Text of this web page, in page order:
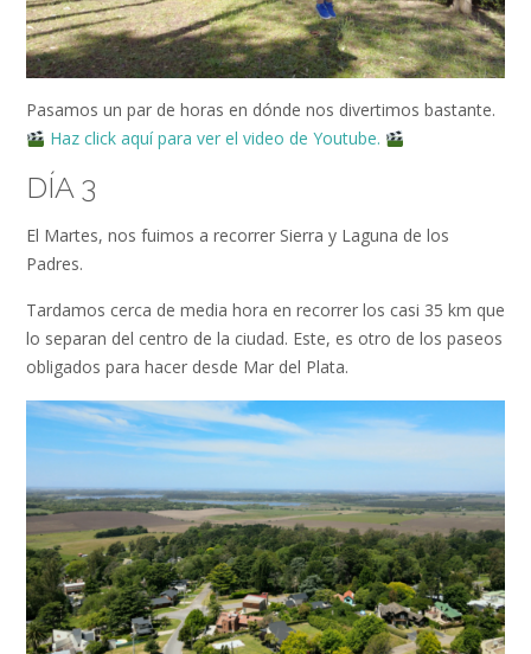
Pasamos un par de horas en dónde nos divertimos bastante.
Haz click aquí para ver el video de Youtube.
DÍA 3
El Martes, nos fuimos a recorrer Sierra y Laguna de los
Padres.
Tardamos cerca de media hora en recorrer los casi 35 km que
lo separan del centro de la ciudad. Este, es otro de los paseos
obligados para hacer desde Mar del Plata.